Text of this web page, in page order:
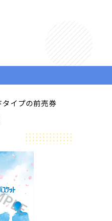
タイプの前売券